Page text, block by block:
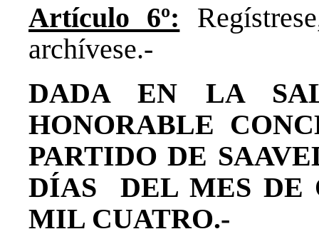
Artículo 6º:
archívese.-
DADA EN LA
HONORABLE
PARTIDO DE
DÍAS DEL MES DE
MIL CUATRO.-